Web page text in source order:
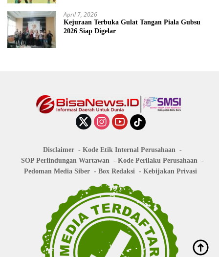
April 7, 2026
Kejuraan Terbuka Gulat Tangan Piala Gubsu
2026 Siap Digelar
Disclaimer
Kode Etik Internal Perusahaan
SOP Perlindungan Wartawan
Kode Perilaku Perusahaan
Pedoman Media Siber
Box Redaksi Kebijakan Privasi